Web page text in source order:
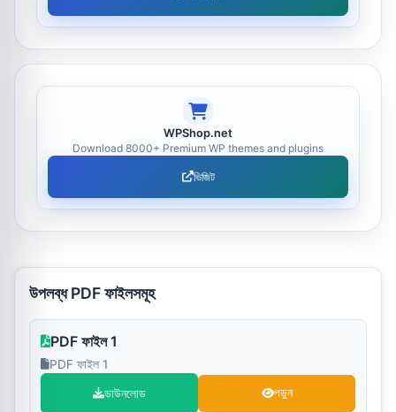
WPShop.net
Download 8000+ Premium WP themes and plugins
ভিজিট
উপলব্ধ PDF ফাইলসমূহ
PDF ফাইল 1
PDF ফাইল 1
ডাউনলোড পড়ুন